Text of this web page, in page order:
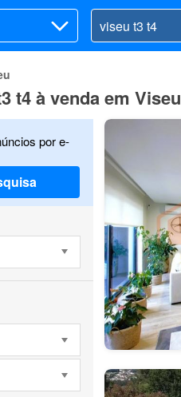
t4 à venda em Viseu
por e-